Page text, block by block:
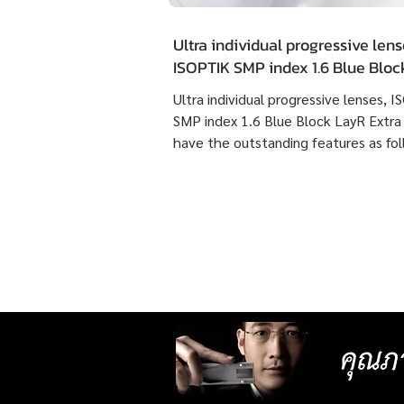
Ultra individual progressive
ISOPTIK SMP index 1.6 Blue
Extra Clean have the
features as following :
Ultra individual progressive lenses,
SMP index 1.6 Blue Block LayR Extra
have the outstanding features as
astigmatism, latent strabismus, and
presbyopia than other standard